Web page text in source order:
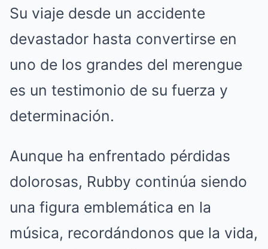
Su viaje desde un accidente
devastador hasta convertirse en
uno de los grandes del merengue
es un testimonio de su fuerza y
determinación.
Aunque ha enfrentado pérdidas
dolorosas, Rubby continúa siendo
una figura emblemática en la
música, recordándonos que la vida,